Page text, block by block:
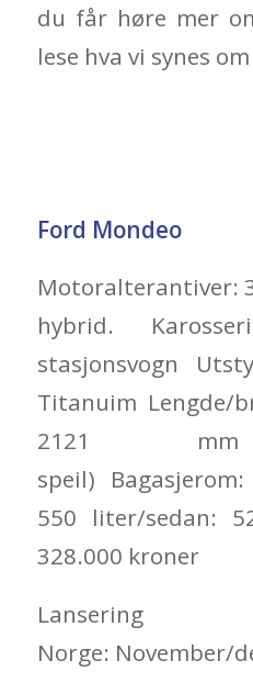
du får høre mer
lese hva vi synes
Ford Mondeo
Motoralterantiver:
hybrid.
stasjonsvogn
Titanuim Lengde/
2121 mm
speil)
550 liter/sedan:
328.000 kroner
Norge: November/